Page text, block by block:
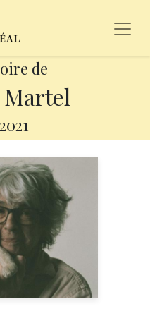
de
2021